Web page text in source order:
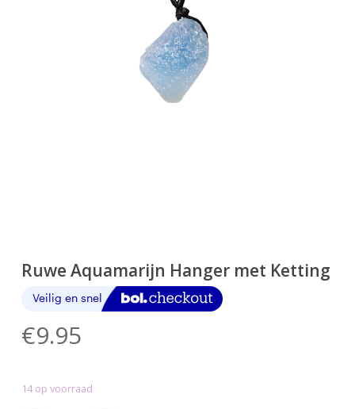
Ruwe Aquamarijn Hanger met Ketting
€9.95
14 op voorraad